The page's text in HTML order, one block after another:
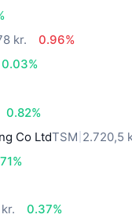
kr.
0.96%
0.03%
0.82%
Co LtdTSM 2.720,5
0.37%